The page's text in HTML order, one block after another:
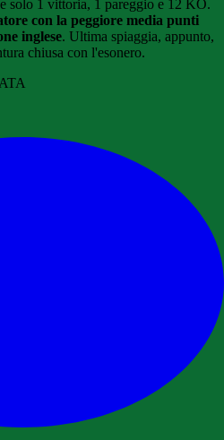
solo 1 vittoria, 1 pareggio e 12 KO.
con la peggiore media punti
inglese. Ultima spiaggia, appunto,
chiusa con l'esonero.